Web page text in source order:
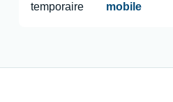
temporaire
mobile